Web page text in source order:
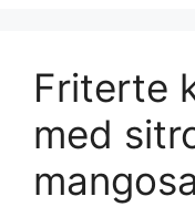
Friterte
med